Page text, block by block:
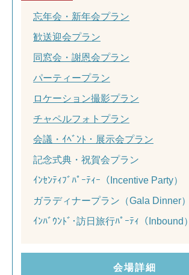
忘年会・新年会プラン
歓送迎会プラン
同窓会・謝恩会プラン
パーティープラン
ロケーション撮影プラン
チャペルフォトプラン
会議・ｲﾍﾞﾝﾄ・展示会プラン
記念式典・祝賀会プラン
ｲﾝｾﾝﾃｨﾌﾞﾊﾟｰﾃｨｰ（Incentive Party）
ガラディナープラン（Gala Dinner）
ｲﾝﾊﾞｳﾝﾄﾞ･訪日旅行ﾊﾟｰﾃｨ（Inbound）
会場詳細